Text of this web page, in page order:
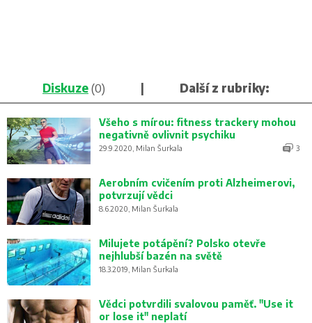
Diskuze(0) | Další z rubriky:
Všeho s mírou: fitness trackery mohou
negativně ovlivnit psychiku
29.9.2020, Milan Šurkala 3
Aerobním cvičením proti Alzheimerovi,
potvrzují vědci
8.6.2020, Milan Šurkala
Milujete potápění? Polsko otevře
nejhlubší bazén na světě
18.3.2019, Milan Šurkala
Vědci potvrdili svalovou paměť. "Use it
or lose it" neplatí